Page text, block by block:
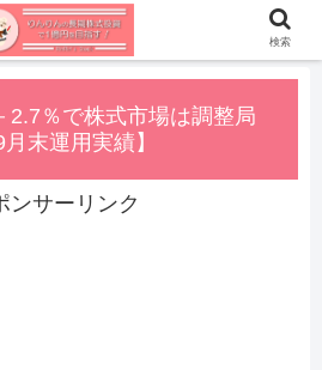
2.7％で株式市場は調整局
末運用実績】
ンサーリンク
検索